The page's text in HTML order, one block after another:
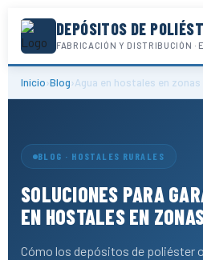
DEPÓSITOS DE
FABRICACIÓN Y DISTRIBUCIÓN ·
Inicio›Blog›Agua en hostales en zonas
BLOG · HOSTALES RURALES
SOLUCIONES PARA
EN HOSTALES EN
Cómo los depósitos de poliéster